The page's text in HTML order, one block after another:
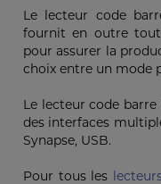
Le lecteur code
fournit en outre
pour assurer la
choix entre un mode
Le lecteur code
des interfaces
Synapse, USB.
Pour tous les